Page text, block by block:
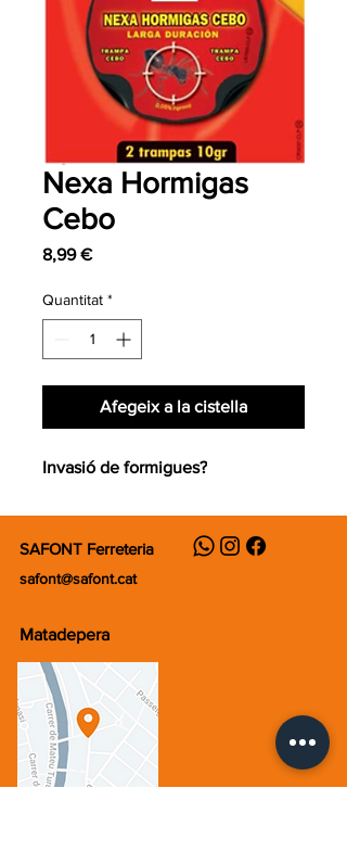
Nexa Hormigas
Cebo
8,99 €Price
Quantitat *
Afegeix a la cistella
Invasió de formigues?
SAFONT Ferreteria
safont@safont.cat
Matadepera